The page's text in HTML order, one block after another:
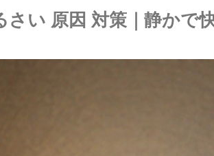
い 原因 対策｜静かで